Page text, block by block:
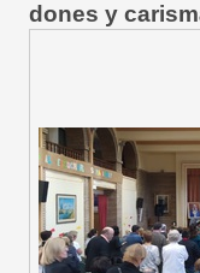
dones y